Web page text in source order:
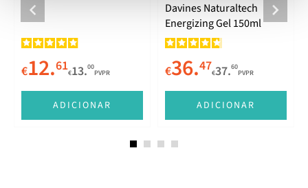
€12.61€13.00
PVPR
ADICIONAR
Davines Naturaltech
Energizing Gel 150ml
€36.47€37.60
PVPR
ADICIONAR